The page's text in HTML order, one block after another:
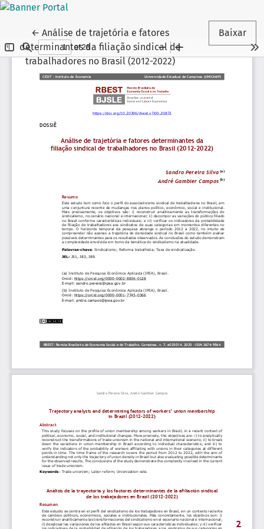
←Voltar aos Detalhes do Artigo
Análise de trajetória e fatores
determinantes da filiação sindical de
trabalhadores no Brasil (2012-2022)
Baixar